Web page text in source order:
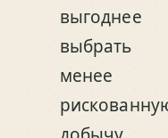
выгоднее
выбрать
менее